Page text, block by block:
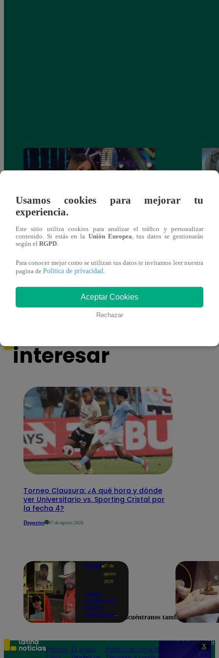
X
¡Imitadora de Laura Pausini se consagró
También te puede
interesar
Torneo Clausura: ¿A qué hora y dónde
ver Universitario vs. Sporting Cristal por
la fecha 4?
Deportes 07 de agosto 2026
Mundo 07 de
agosto
2026
Nueve
influencers
fueron
asesinados
el Cártel de
Sinaloa
Usamos cookies para mejorar tu
experiencia.
Este sitio utiliza cookies para analizar el tráfico y personalizar
contenido. Si estás en la Unión Europea, tus datos se gestionarán
según el RGPD.
Para conocer mejor como se utilizan tus datos te invitamos leer nuestra
pagina de Política de privacidad.
Aceptar Cookies
Rechazar
Encuéntranos también en
Política Te ayudo
Política de privacidad
Teléfono: 219